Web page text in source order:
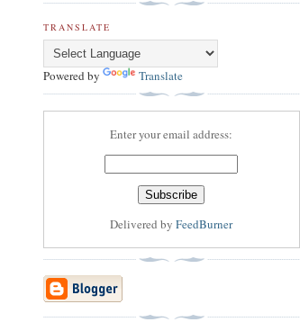
TRANSLATE
Powered by Translate
Enter your email address:
Delivered byFeedBurner